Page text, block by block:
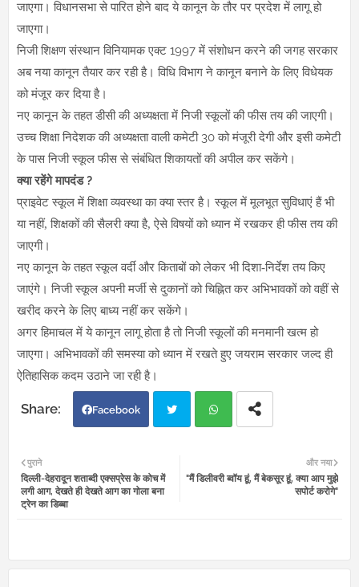
जाएगा। विधानसभा से पारित होने बाद ये कानून के तौर पर प्रदेश में लागू हो
जाएगा।
निजी शिक्षण संस्थान विनियामक एक्ट 1997में संशोधन करने की जगह सरकार
अब नया कानून तैयार कर रही है। विधि विभाग ने कानून बनाने के लिए विधेयक
को मंजूर कर दिया है।
नए कानून के तहत डीसी की अध्यक्षता में निजी स्कूलों की फीस तय की जाएगी।
उच्च शिक्षा निदेशक की अध्यक्षता वाली कमेटी 30को मंजूरी देगी और इसी कमेटी
के पास निजी स्कूल फीस से संबंधित शिकायतों की अपील कर सकेंगे।
क्या रहेंगे मापदंड?
प्राइवेट स्कूल में शिक्षा व्यवस्था का क्या स्तर है। स्कूल में मूलभूत सुविधाएं हैं भी
या नहीं, शिक्षकों की सैलरी क्या है, ऐसे विषयों को ध्यान में रखकर ही फीस तय की
जाएगी।
नए कानून के तहत स्कूल वर्दी और किताबों को लेकर भी दिशा-निर्देश तय किए
जाएंगे। निजी स्कूल अपनी मर्जी से दुकानों को चिह्नित कर अभिभावकों को वहीं से
खरीद करने के लिए बाध्य नहीं कर सकेंगे।
अगर हिमाचल में ये कानून लागू होता है तो निजी स्कूलों की मनमानी खत्म हो
जाएगा। अभिभावकों की समस्या को ध्यान में रखते हुए जयराम सरकार जल्द ही
ऐतिहासिक कदम उठाने जा रही है।
Facebook
tter atsa
और नया
"मैं डिलीवरी ब्वॉय हूं, मैं बेकसूर हूं, क्या आप मुझे
सपोर्ट करोगे"
पुराने
दिल्ली-देहरादून शताब्दी एक्सप्रेस के कोच में
लगी आग, देखते ही देखते आग का गोला बना
ट्रेन का डिब्बा